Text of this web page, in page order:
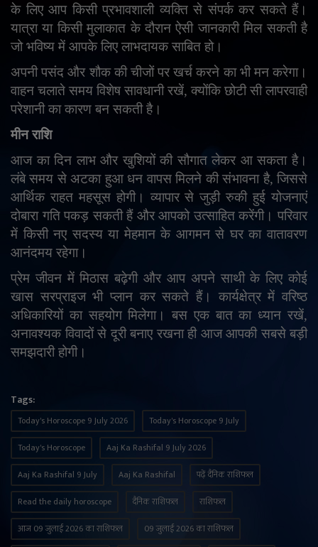
के लिए आप किसी प्रभावशाली व्यक्ति से संपर्क कर सकते हैं।
यात्रा या किसी मुलाकात के दौरान ऐसी जानकारी मिल सकती है
जो भविष्य में आपके लिए लाभदायक साबित हो।
अपनी पसंद और शौक की चीजों पर खर्च करने का भी मन करेगा।
वाहन चलाते समय विशेष सावधानी रखें, क्योंकि छोटी सी लापरवाही
परेशानी का कारण बन सकती है।
मीन राशि
आज का दिन लाभ और खुशियों की सौगात लेकर आ सकता है।
लंबे समय से अटका हुआ धन वापस मिलने की संभावना है,जिससे
आर्थिक राहत महसूस होगी। व्यापार से जुड़ी रुकी हुई योजनाएं
दोबारा गति पकड़ सकती हैं और आपको उत्साहित करेंगी। परिवार
में किसी नए सदस्य या मेहमान के आगमन से घर का वातावरण
आनंदमय रहेगा।
प्रेम जीवन में मिठास बढ़ेगी और आप अपने साथी के लिए कोई
खास सरप्राइज भी प्लान कर सकते हैं। कार्यक्षेत्र में वरिष्ठ
अधिकारियों का सहयोग मिलेगा। बस एक बात का ध्यान रखें,
अनावश्यक विवादों से दूरी बनाए रखना ही आज आपकी सबसे बड़ी
समझदारी होगी।
Tags:
Today's Horoscope 9 July 2026
Today's Horoscope 9 July
Today's Horoscope
Aaj Ka Rashifal 9 July 2026
Aaj Ka Rashifal 9 July
Aaj Ka Rashifal
पढ़ें दैनिक राशिफल
Read the daily horoscope
दैनिक राशिफल
राशिफल
आज 09 जुलाई 2026 का राशिफल
09 जुलाई 2026 का राशिफल